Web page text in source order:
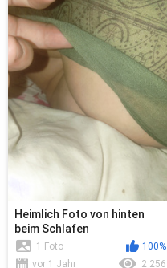
Heimlich Foto von hinten
beim Schlafen
1 Foto
100%
vor 1 Jahr
2 256